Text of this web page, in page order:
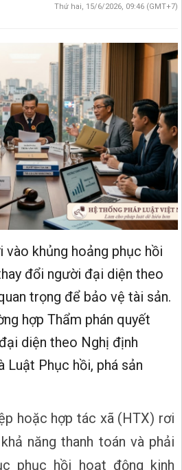
Thứ hai, 15/6/2026, 09:46 (GMT+7)
vào khủng hoảng phục hồi
đổi người đại diện theo
trọng để bảo vệ tài sản.
hợp Thẩm phán quyết
diện theo Nghị định
Phục hồi, phá sản
hoặc hợp tác xã (HTX) rơi
năng thanh toán và phải
phục hồi hoạt động kinh